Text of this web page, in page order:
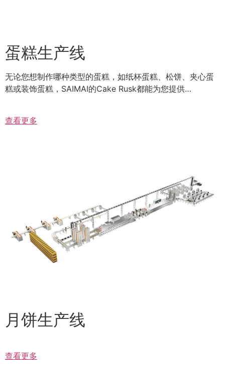
蛋糕生产线
无论您想制作哪种类型的蛋糕，如纸杯蛋糕、松饼、夹心蛋
糕或装饰蛋糕，SAIMAI的Cake Rusk都能为您提供…
查看更多
月饼生产线
查看更多